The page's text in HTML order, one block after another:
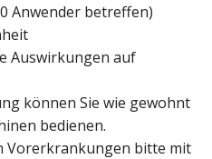
Anwender betreffen)
Auswirkungen auf
können Sie wie gewohnt
bedienen.
Vorerkrankungen bitte mit